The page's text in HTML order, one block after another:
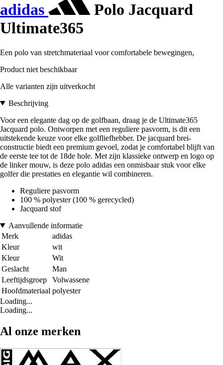
adidas
Polo Jacquard
Ultimate365
Een polo van stretchmateriaal voor comfortabele bewegingen,
Product niet beschikbaar
Alle varianten zijn uitverkocht
Beschrijving
Voor een elegante dag op de golfbaan, draag je de Ultimate365
Jacquard polo. Ontworpen met een reguliere pasvorm, is dit een
uitstekende keuze voor elke golfliefhebber. De jacquard brei-
constructie biedt een premium gevoel, zodat je comfortabel blijft van
de eerste tee tot de 18de hole. Met zijn klassieke ontwerp en logo op
de linker mouw, is deze polo adidas een onmisbaar stuk voor elke
golfer die prestaties en elegantie wil combineren.
Reguliere pasvorm
100 % polyester (100 % gerecycled)
Jacquard stof
Aanvullende informatie
Merk
adidas
Kleur
wit
Kleur
Wit
Geslacht
Man
Leeftijdsgroep
Volwassene
Hoofdmateriaal polyester
Loading...
Loading...
Al onze merken